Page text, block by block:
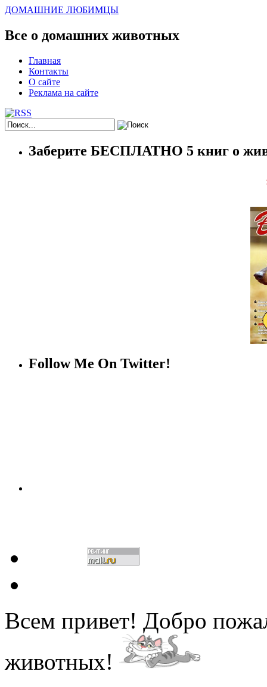
ДОМАШНИЕ ЛЮБИМЦЫ
Все о домашних животных
Главная
Контакты
О сайте
Реклама на сайте
Заберите БЕСПЛАТНО 5 книг о
Follow Me On Twitter!
Всем привет! Добро
животных!